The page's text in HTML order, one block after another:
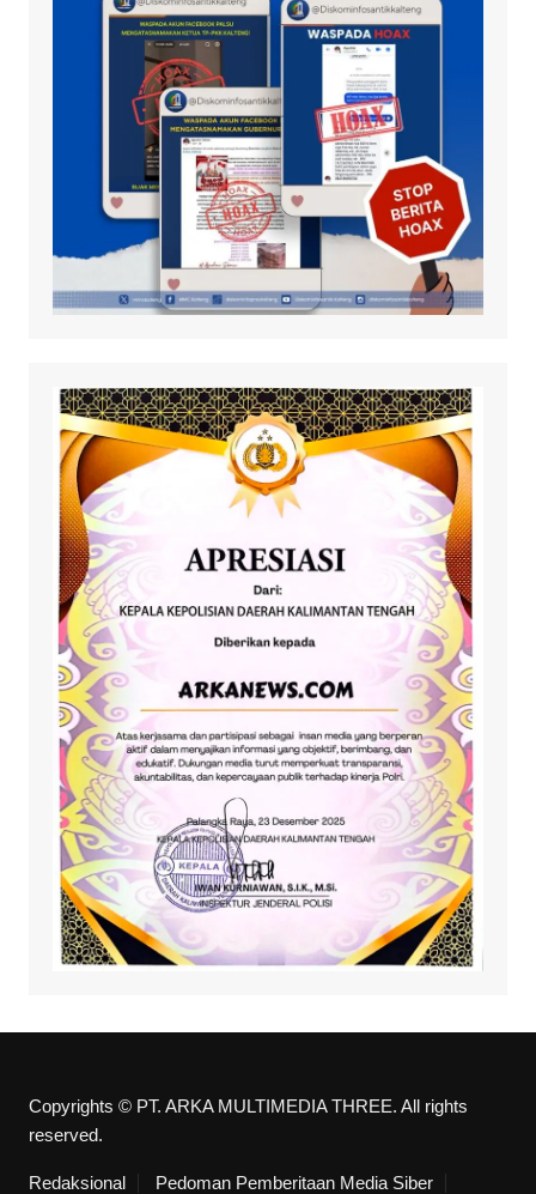
Copyrights © PT. ARKA MULTIMEDIA THREE. All rights
reserved.
Redaksional Pedoman Pemberitaan Media Siber